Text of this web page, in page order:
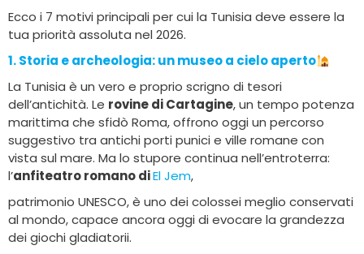
Ecco i 7 motivi principali per cui la Tunisia deve essere la
tua priorità assoluta nel 2026.
1. Storia e archeologia:un museo a cielo aperto
La Tunisia è un vero e proprio scrigno di tesori
dell’antichità. Le rovine di Cartagine, un tempo potenza
marittima che sfidò Roma, offrono oggi un percorso
suggestivo tra antichi porti punici e ville romane con
vista sul mare. Ma lo stupore continua nell’entroterra:
l’anfiteatro romano diEl Jem,
patrimonio UNESCO, è uno dei colossei meglio conservati
al mondo, capace ancora oggi di evocare la grandezza
dei giochi gladiatorii.